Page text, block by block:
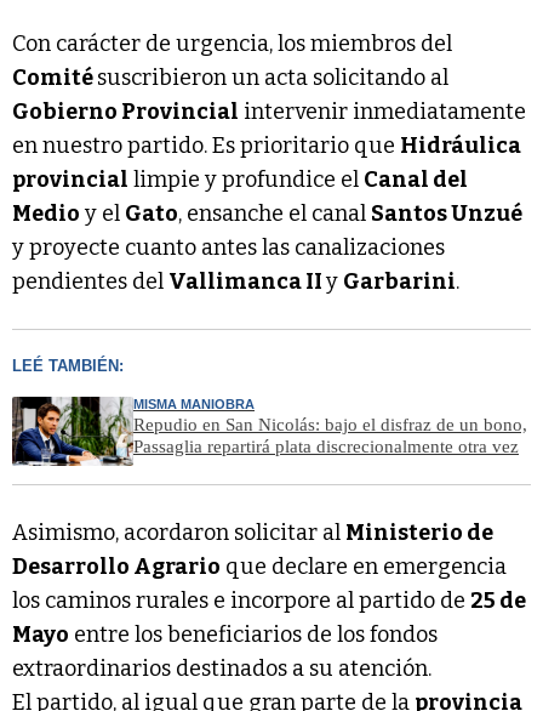
Con carácter de urgencia, los miembros del
Comitésuscribieron un acta solicitando al
Gobierno Provincial intervenir inmediatamente
en nuestro partido. Es prioritario que Hidráulica
provincial limpie y profundice el Canal del
Medio y el Gato, ensanche el canal Santos Unzué
y proyecte cuanto antes las canalizaciones
pendientes del Vallimanca IIy Garbarini.
LEÉ TAMBIÉN:
MISMA MANIOBRA
Repudio en San Nicolás: bajo el disfraz de un bono,
Passaglia repartirá plata discrecionalmente otra vez
Asimismo, acordaron solicitar al Ministerio de
Desarrollo Agrario que declare en emergencia
los caminos rurales e incorpore al partido de 25 de
Mayo entre los beneficiarios de los fondos
extraordinarios destinados a su atención.
El partido, al igual que gran parte de la provincia